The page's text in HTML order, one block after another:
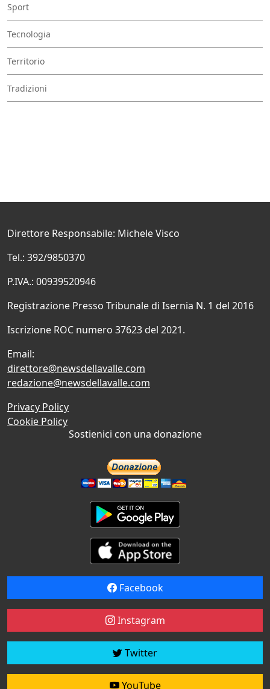
Sport
Tecnologia
Territorio
Tradizioni
Direttore Responsabile: Michele Visco
Tel.: 392/9850370
P.IVA.: 00939520946
Registrazione Presso Tribunale di Isernia N. 1 del 2016
Iscrizione ROC numero 37623 del 2021.
Email:
direttore@newsdellavalle.com
redazione@newsdellavalle.com
Privacy Policy
Cookie Policy
Sostienici con una donazione
Facebook
Instagram
Twitter
YouTube